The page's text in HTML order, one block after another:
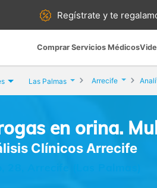
Regístrate yte
Comprar Servicios Médicos
Las Palmas Arrecife
en orina.
Clínicos Arrecife